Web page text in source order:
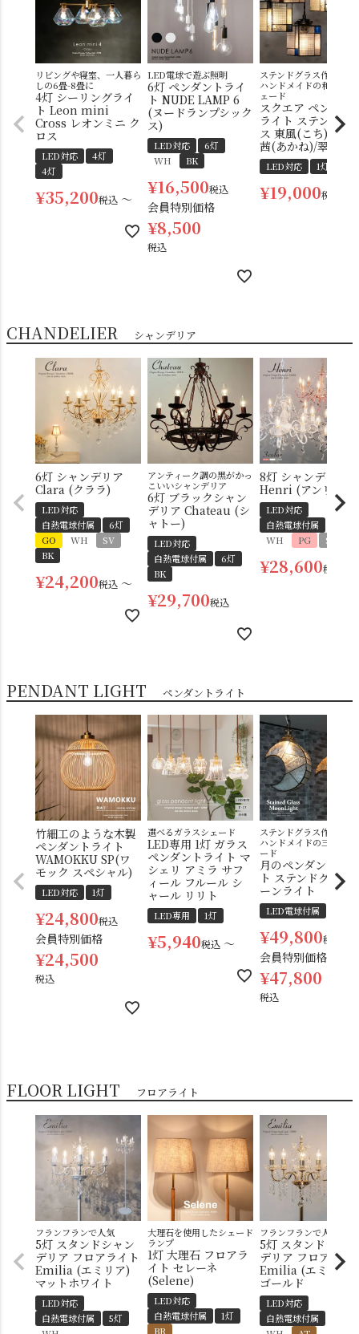
リビングや寝室、一人暮ら
しの6畳-8畳に
4灯 シーリングライ
ト Leon mini
Cross レオンミニ ク
ロス
LED対応
4灯
4灯
¥35,200税込 〜
LED電球で遊ぶ照明
6灯 ペンダントライ
ト NUDE LAMP 6
(ヌードランプシック
ス)
LED対応
6灯
WH
BK
¥16,500税込
会員特別価格
¥8,500
税込
ステンドグラス作家によ
ハンドメイドの和モダン
ェード
スクエア ペンダン
ライト ステンドグ
ス 東風(こち) 四角
茜(あかね)/翠(すい)
LED対応 1灯
¥19,000税込
CHANDELIER シャンデリア
6灯 シャンデリア
Clara (クララ)
LED対応
白熱電球付属
6灯
GO
WH
SV
BK
¥24,200税込 〜
アンティーク調の黒がかっ
こいいシャンデリア
6灯 ブラックシャン
デリア Chateau (シ
ャトー)
LED対応
白熱電球付属
6灯
BK
¥29,700税込
8灯 シャンデリア
Henri (アンリ)
LED対応
白熱電球付属
WH
PG SV
¥28,600税込
PENDANT LIGHT ペンダントライト
竹細工のような木製
ペンダントライト
WAMOKKU SP(ワ
モック スペシャル)
LED対応 1灯
¥24,800税込
会員特別価格
¥24,500
税込
選べるガラスシェード
LED専用 1灯 ガラス
ペンダントライト マ
シェリ アミラ サフ
ィール フルール シ
ャール リリト
LED専用 1灯
¥5,940税込 〜
ステンドグラス作家によ
ハンドメイドの三日月シ
ード
月のペンダントライ
ト ステンドグラス
ーンライト
LED電球付属
¥49,800税込
会員特別価格
¥47,800
税込
FLOOR LIGHT フロアライト
フランフランで人気
5灯 スタンドシャン
デリア フロアライト
Emilia (エミリア)
マットホワイト
LED対応
白熱電球付属
5灯
大理石を使用したシェード
ランプ
1灯 大理石 フロアラ
イト セレーネ
(Selene)
LED対応
白熱電球付属
1灯
BR
フランフランで人気
5灯 スタンドシャン
デリア フロアライ
Emilia (エミリア)
ゴールド
LED対応
白熱電球付属